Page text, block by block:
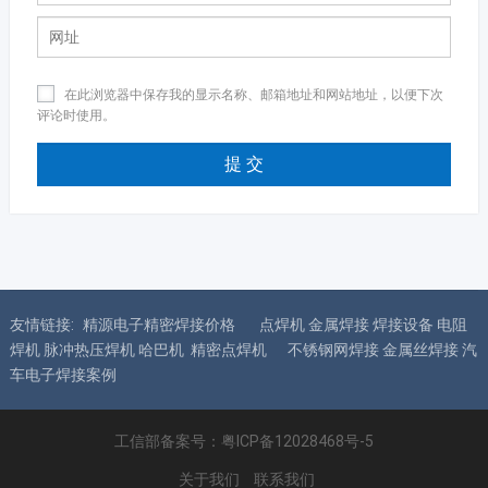
在此浏览器中保存我的显示名称、邮箱地址和网站地址，以便下次
评论时使用。
友情链接: 精源电子精密焊接价格
点焊机 金属焊接 焊接设备 电阻
焊机 脉冲热压焊机 哈巴机 精密点焊机
不锈钢网焊接 金属丝焊接 汽
车电子焊接案例
工信部备案号： 粤ICP备12028468号-5
关于我们 联系我们